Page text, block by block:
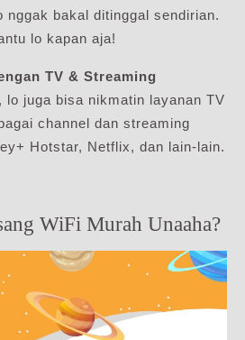
nggak bakal ditinggal sendirian.
lo kapan aja!
TV & Streaming
lo juga bisa nikmatin layanan TV
channel dan streaming
Hotstar, Netflix, dan lain-lain.
WiFi Murah Unaaha?